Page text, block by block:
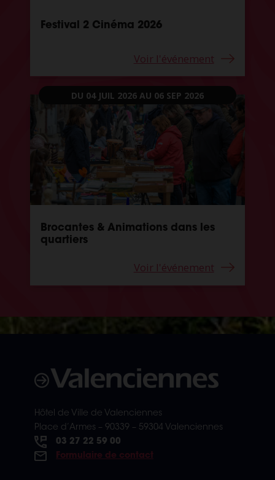
Festival 2 Cinéma 2026
Voir l'événement
DU 04 JUIL 2026 AU 06 SEP 2026
Brocantes & Animations dans les
quartiers
Voir l'événement
Hôtel de Ville de Valenciennes
Place d’Armes – 90339 – 59304 Valenciennes
03 27 22 59 00
Formulaire de contact